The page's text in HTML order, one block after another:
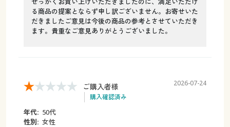
る商品の提案とならず申し訳ございません。お寄せいた
だきましたご意見は今後の商品の参考とさせていただき
ます。貴重なご意見ありがとうございました。
ご購入者様
購入確認済み
2026-07-24
年代: 50代
性別: 女性